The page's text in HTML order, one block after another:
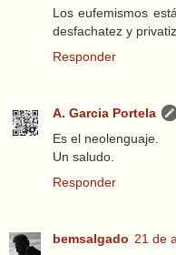
Los eufemismos
desfachatez y
Responder
A. Garcia Portela
Es el neolenguaje.
Un saludo.
Responder
bemsalgado 21 de